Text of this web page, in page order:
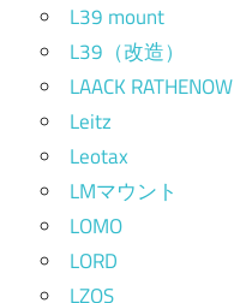
L39 mount
L39（改造）
LAACK RATHENOW
Leitz
Leotax
LMマウント
LOMO
LORD
LZOS